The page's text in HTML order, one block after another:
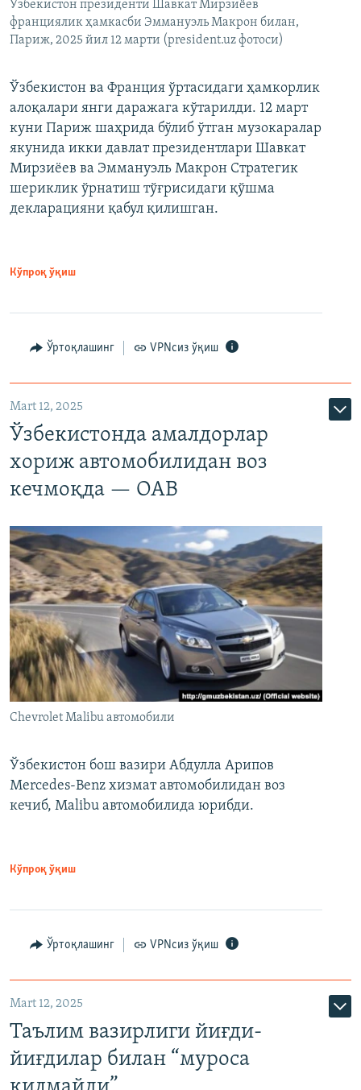
Ўзбекистон президенти Шавкат Мирзиёев
франциялик ҳамкасби Эммануэль Макрон билан,
Париж, 2025 йил 12 марти (president.uz фотоси)
Ўзбекистон ва Франция ўртасидаги ҳамкорлик
алоқалари янги даражага кўтарилди. 12 март
куни Париж шаҳрида бўлиб ўтган музокаралар
якунида икки давлат президентлари Шавкат
Мирзиёев ва Эммануэль Макрон Стратегик
шериклик ўрнатиш тўғрисидаги қўшма
декларацияни қабул қилишган.
Кўпроқ ўқиш
Ўртоқлашинг VPNсиз ўқиш
Mart 12, 2025
Ўзбекистонда амалдорлар
хориж автомобилидан воз
кечмоқда — ОАВ
Chevrolet Malibu автомобили
Ўзбекистон бош вазири Абдулла Арипов
Mercedes-Benz хизмат автомобилидан воз
кечиб, Malibu автомобилида юрибди.
Кўпроқ ўқиш
Ўртоқлашинг VPNсиз ўқиш
Mart 12, 2025
Таълим вазирлиги йиғди-
йиғдилар билан “муроса